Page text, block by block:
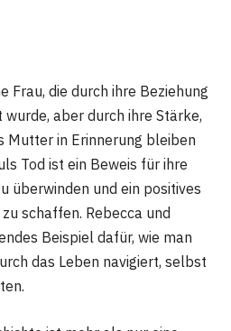
Frau, die durch ihre Beziehung
aber durch ihre Stärke,
Mutter in Erinnerung bleiben
Tod ist ein Beweis für ihre
überwinden und ein positives
schaffen. Rebecca und
Beispiel dafür, wie man
das Leben navigiert, selbst